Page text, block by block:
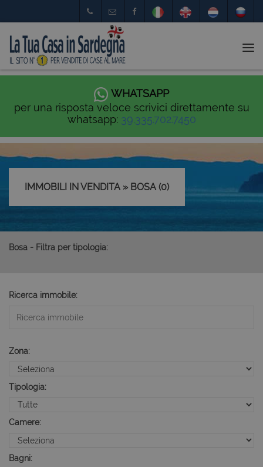
WHATSAPP
per una risposta veloce scrivici direttamente su
whatsapp: 39.335.702.7450
IMMOBILI IN VENDITA » BOSA (0)
Bosa - Filtra per tipologia:
Ricerca immobile:
Zona:
Tipologia:
Camere:
Bagni: